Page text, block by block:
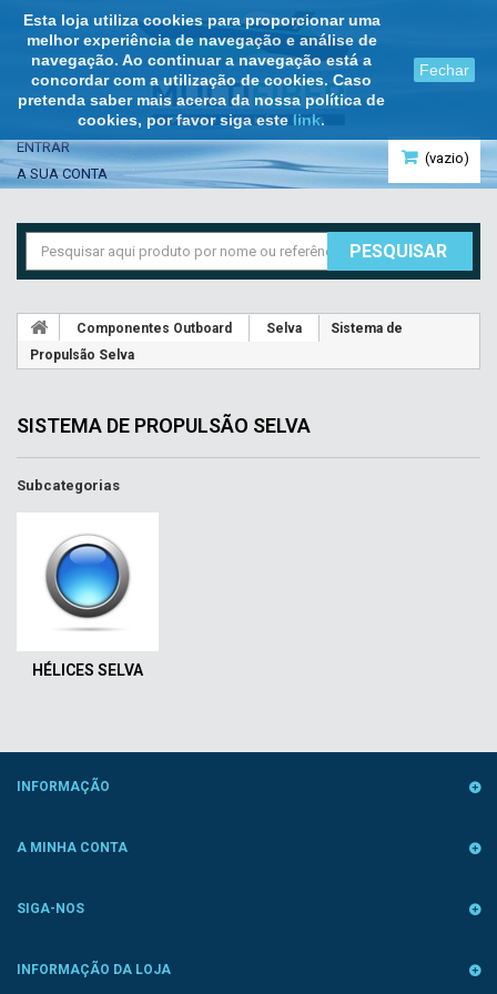
Esta loja utiliza cookies para proporcionar uma
melhor experiência de navegação e análise de
navegação. Ao continuar a navegação está a
concordar com a utilização de cookies. Caso
pretenda saber mais acerca da nossa política de
cookies, por favor siga este link.
Fechar
(vazio)
ENTRAR
A SUA CONTA
PESQUISAR
Componentes Outboard Selva
Sistema de
Propulsão Selva
SISTEMA DE PROPULSÃO SELVA
Subcategorias
HÉLICES SELVA
INFORMAÇÃO
A MINHA CONTA
SIGA-NOS
INFORMAÇÃO DA LOJA